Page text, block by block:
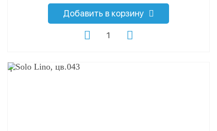
Добавить в корзину
q